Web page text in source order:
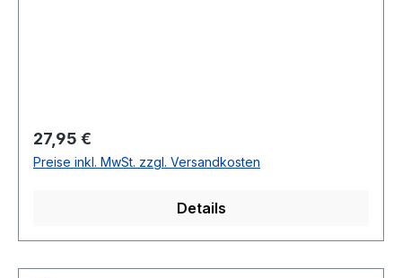
Regulärer Preis:
27,95 €
Preise inkl. MwSt. zzgl. Versandkosten
Details